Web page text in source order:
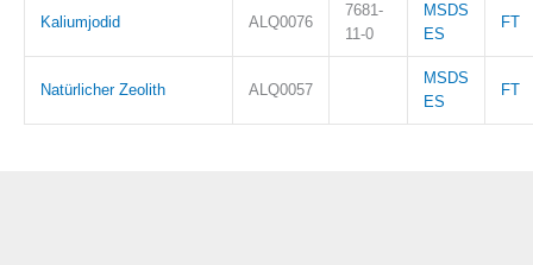
Kaliumjodid ALQ0076
7681-
11-0
MSDS
ES
FT
Natürlicher Zeolith ALQ0057
MSDS
ES
FT